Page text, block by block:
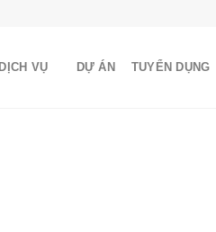
DỊCH VỤ DỰ ÁN TUYỂN DỤNG